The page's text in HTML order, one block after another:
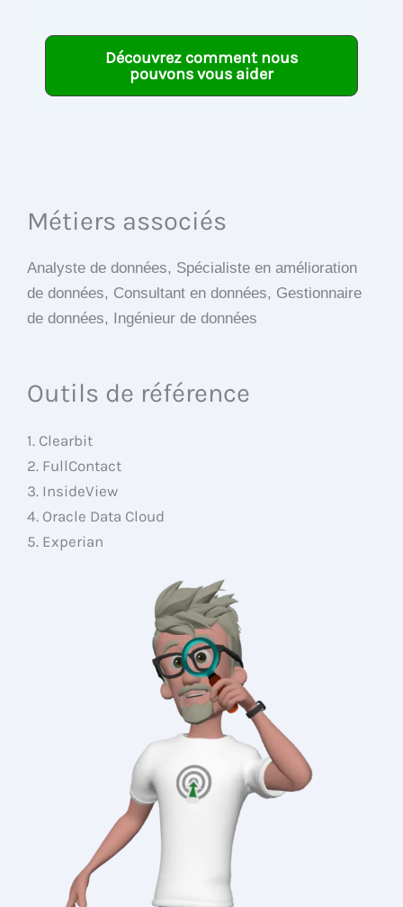
Découvrez comment nous
pouvons vous aider
Métiers associés
Analyste de données, Spécialiste en amélioration
de données, Consultant en données, Gestionnaire
de données, Ingénieur de données
Outils de référence
1. Clearbit
2. FullContact
3. InsideView
4. Oracle Data Cloud
5. Experian